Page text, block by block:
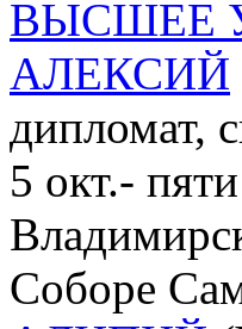
ВЫСШЕЕ
АЛЕКСИЙ
дипломат,
5 окт.-
Соборе